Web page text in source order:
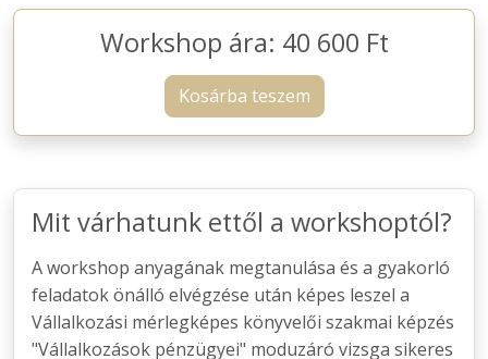
Workshop ára: 40 600 Ft
Kosárba teszem
Mit várhatunk ettől a workshoptól?
A workshop anyagának megtanulása és a gyakorló
feladatok önálló elvégzése után képes leszel a
Vállalkozási mérlegképes könyvelői szakmai képzés
"Vállalkozások pénzügyei" moduzáró vizsga sikeres